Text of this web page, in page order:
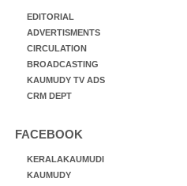
EDITORIAL
ADVERTISMENTS
CIRCULATION
BROADCASTING
KAUMUDY TV ADS
CRM DEPT
FACEBOOK
KERALAKAUMUDI
KAUMUDY